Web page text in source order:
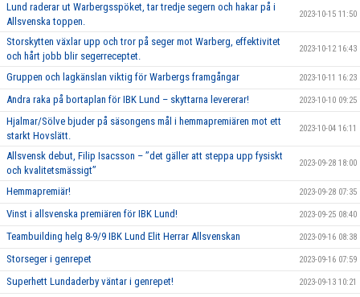
Lund raderar ut Warbergsspöket, tar tredje segern och hakar på i
Allsvenska toppen.
2023-10-15 11:50
Storskytten växlar upp och tror på seger mot Warberg, effektivitet
och hårt jobb blir segerreceptet.
2023-10-12 16:43
Gruppen och lagkänslan viktig för Warbergs framgångar 2023-10-11 16:23
Andra raka på bortaplan för IBK Lund – skyttarna levererar! 2023-10-10 09:25
Hjalmar/Sölve bjuder på säsongens mål i hemmapremiären mot ett
starkt Hovslätt.
2023-10-04 16:11
Allsvensk debut, Filip Isacsson – ’’det gäller att steppa upp fysiskt
och kvalitetsmässigt’’
2023-09-28 18:00
Hemmapremiär! 2023-09-28 07:35
Vinst i allsvenska premiären för IBK Lund! 2023-09-25 08:40
Teambuilding helg 8-9/9 IBK Lund Elit Herrar Allsvenskan 2023-09-16 08:38
Storseger i genrepet 2023-09-16 07:59
Superhett Lundaderby väntar i genrepet! 2023-09-13 10:21